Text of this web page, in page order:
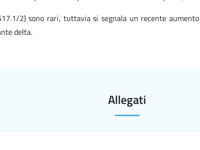
2) sono rari, tuttavia si segnala un recente
delta.
Allegati